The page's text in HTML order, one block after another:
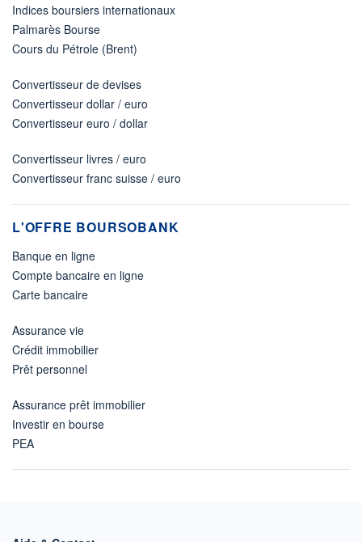
Indices boursiers internationaux
Palmarès Bourse
Cours du Pétrole (Brent)
Convertisseur de devises
Convertisseur dollar / euro
Convertisseur euro / dollar
Convertisseur livres / euro
Convertisseur franc suisse / euro
L'OFFRE BOURSOBANK
Banque en ligne
Compte bancaire en ligne
Carte bancaire
Assurance vie
Crédit immobilier
Prêt personnel
Assurance prêt immobilier
Investir en bourse
PEA